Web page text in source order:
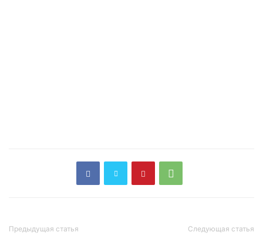
Предыдущая статья Следующая статья